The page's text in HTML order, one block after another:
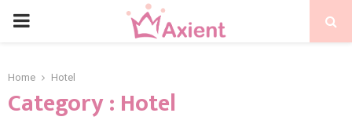
Home Hotel
Category : Hotel